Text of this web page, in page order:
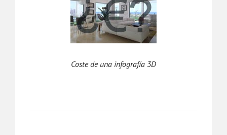
Coste de una infografía 3D